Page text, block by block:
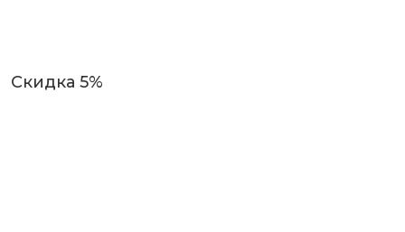
Скидка 5%